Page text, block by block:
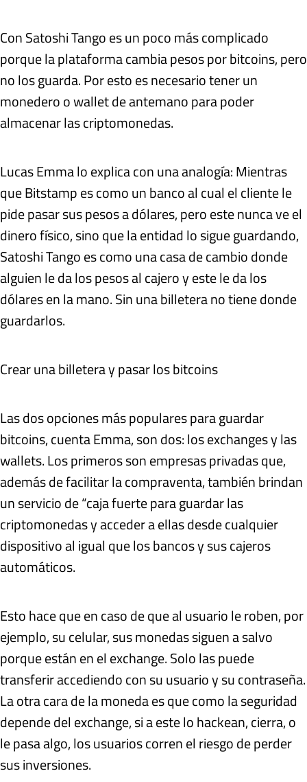
Con Satoshi Tango es un poco más complicado
porque la plataforma cambia pesos por bitcoins, pero
no los guarda. Por esto es necesario tener un
monedero o wallet de antemano para poder
almacenar las criptomonedas.
Lucas Emma lo explica con una analogía: Mientras
que Bitstamp es como un banco al cual el cliente le
pide pasar sus pesos a dólares, pero este nunca ve el
dinero físico, sino que la entidad lo sigue guardando,
Satoshi Tango es como una casa de cambio donde
alguien le da los pesos al cajero y este le da los
dólares en la mano. Sin una billetera no tiene donde
guardarlos.
Crear una billetera y pasar los bitcoins
Las dos opciones más populares para guardar
bitcoins, cuenta Emma, son dos: los exchanges y las
wallets. Los primeros son empresas privadas que,
además de facilitar la compraventa, también brindan
un servicio de “caja fuerte para guardar las
criptomonedas y acceder a ellas desde cualquier
dispositivo al igual que los bancos y sus cajeros
automáticos.
Esto hace que en caso de que al usuario le roben, por
ejemplo, su celular, sus monedas siguen a salvo
porque están en el exchange. Solo las puede
transferir accediendo con su usuario y su contraseña.
La otra cara de la moneda es que como la seguridad
depende del exchange, si a este lo hackean, cierra, o
le pasa algo, los usuarios corren el riesgo de perder
sus inversiones.